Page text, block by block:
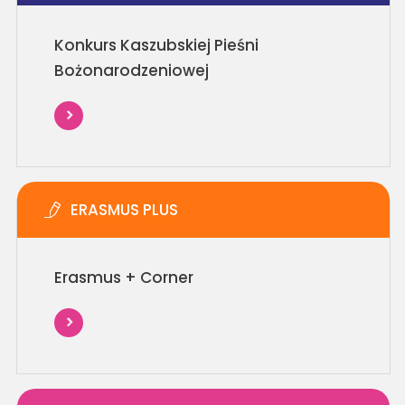
Konkurs Kaszubskiej Pieśni
Bożonarodzeniowej
ERASMUS PLUS
Erasmus + Corner